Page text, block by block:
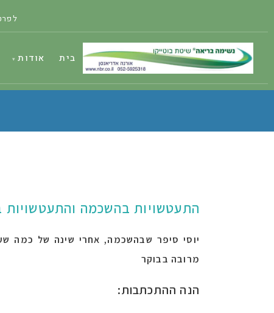
בית אודות
התעטשויות בהשכמה ו
יוסי סיפר שבהשכמה, אחרי שינה של כמה
מרובה בבוקר
הנה ההתכתבות: